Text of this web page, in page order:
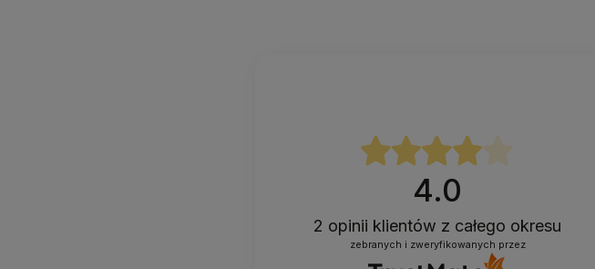
4.0
2 opinii klientów z całego okresu
zebranych i zweryfikowanych przez